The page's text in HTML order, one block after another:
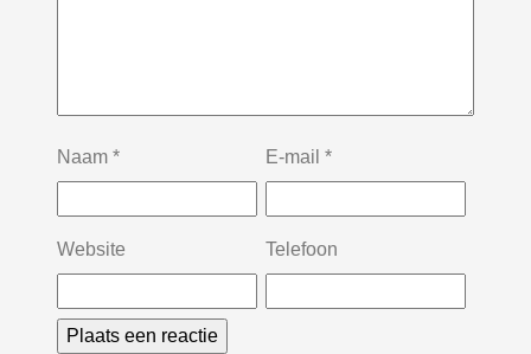
Naam * E-mail *
Website Telefoon